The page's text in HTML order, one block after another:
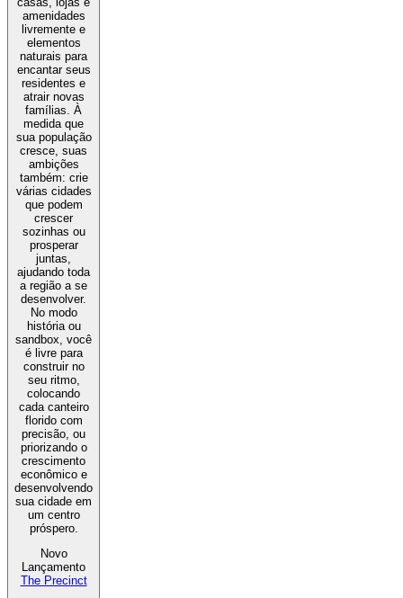
amenidades
livremente e
elementos
naturais para
encantar seus
residentes e
atrair novas
famílias. À
medida que
sua população
cresce, suas
ambições
também: crie
várias cidades
que podem
crescer
sozinhas ou
prosperar
juntas,
ajudando toda
a região a se
desenvolver.
No modo
história ou
sandbox, você
é livre para
construir no
seu ritmo,
colocando
cada canteiro
florido com
precisão, ou
priorizando o
crescimento
econômico e
desenvolvendo
sua cidade em
um centro
próspero.
Novo
Lançamento
The Precinct